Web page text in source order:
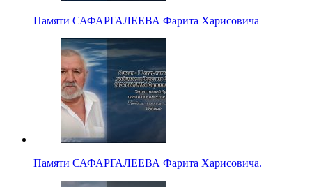
Памяти САФАРГАЛЕЕВА Фарита Харисовича
Памяти САФАРГАЛЕЕВА Фарита Харисовича.